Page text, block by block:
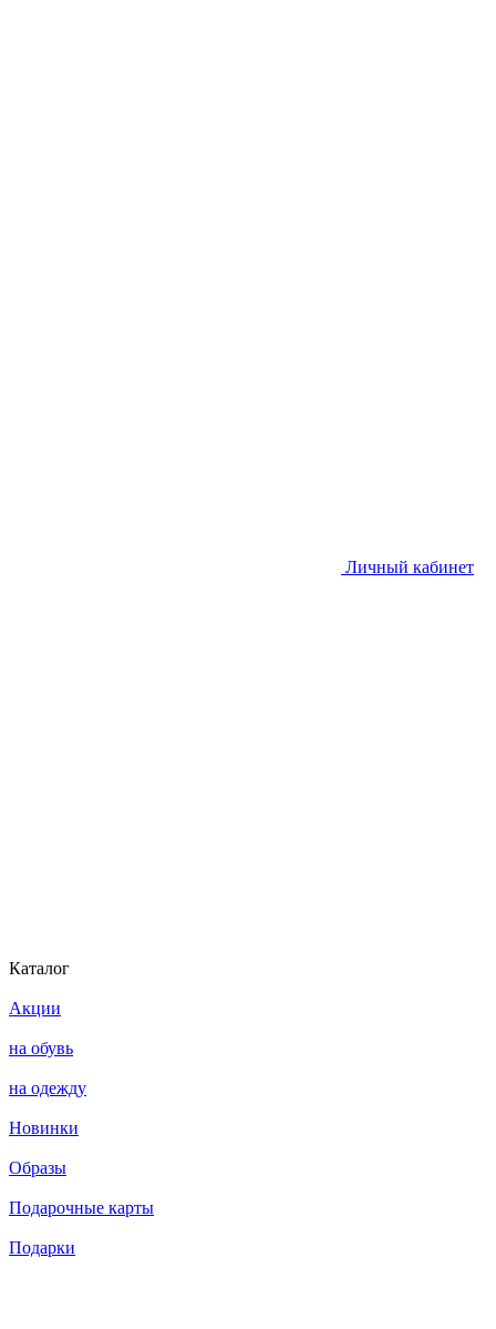
Личный кабинет
Каталог
Акции
на обувь
на одежду
Новинки
Образы
Подарочные карты
Подарки